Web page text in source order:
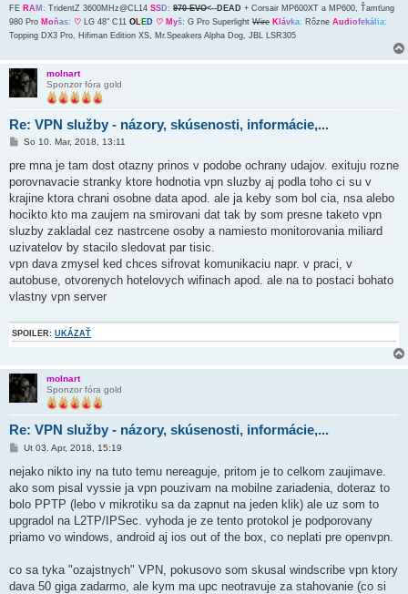
FE RA M : TridentZ 3600MHz@CL14 SS D : 970 EVO<--DEAD + Corsair MP600XT a MP600, Ťamťung
980 Pro M oňas: ♡ LG 48" C11 O E D ♡ M yš: G Pro Superlight Wire K áv ka: Rôzne Aud iofe ká ia:
Topping DX3 Pro, Hifiman Edition XS, Mr.Speakers Alpha Dog, JBL LSR305
molnart
Sponzor fóra gold
Re: VPN služby - názory, skúsenosti, informácie,...
P
í
p
e
o
k
So 10. Mar, 2018, 13:11
pre mna je tam dost otazny prinos v podobe ochrany udajov. exituju rozne
porovnavacie stranky ktore hodnotia vpn sluzby aj podla toho ci su v
krajine ktora chrani osobne data apod. ale ja keby som bol cia, nsa alebo
hocikto kto ma zaujem na smirovani dat tak by som presne taketo vpn
sluzby zakladal cez nastrcene osoby a namiesto monitorovania miliard
uzivatelov by stacilo sledovat par tisic.
vpn dava zmysel ked chces sifrovat komunikaciu napr. v praci, v
autobuse, otvorenych hotelovych wifinach apod. ale na to postaci bohato
vlastny vpn server
SPOILER: UKÁZAŤ
molnart
Sponzor fóra gold
Re: VPN služby - názory, skúsenosti, informácie,...
P
í
s
p
e
o
k
Ut 03. Apr, 2018, 15:19
nejako nikto iny na tuto temu nereaguje, pritom je to celkom zaujimave.
ako som pisal vyssie ja vpn pouzivam na mobilne zariadenia, doteraz to
bolo PPTP (lebo v mikrotiku sa da zapnut na jeden klik) ale uz som to
upgradol na L2TP/IPSec. vyhoda je ze tento protokol je podporovany
priamo vo windows, android aj ios out of the box, co neplati pre openvpn.
co sa tyka "ozajstnych" VPN, pokusovo som skusal windscribe vpn ktory
dava 50 giga zadarmo, ale kym ma upc neotravuje za stahovanie (co si